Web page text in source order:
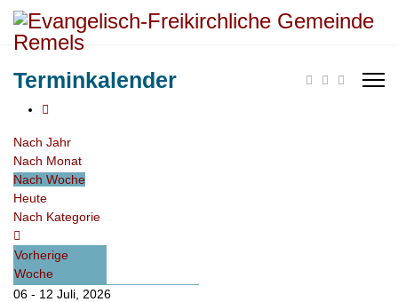
Terminkalender
Nach Jahr
Nach Monat
Nach Woche
Heute
Nach Kategorie
Vorherige
Woche
06 - 12 Juli, 2026